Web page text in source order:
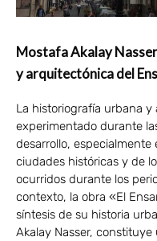
Mostafa Akalay
y arquitectónica del
La historiografía urbana
experimentado durante
desarrollo, especialmente
ciudades históricas y de
ocurridos durante los
contexto, la obra «El
síntesis de su historia
Akalay Nasser,